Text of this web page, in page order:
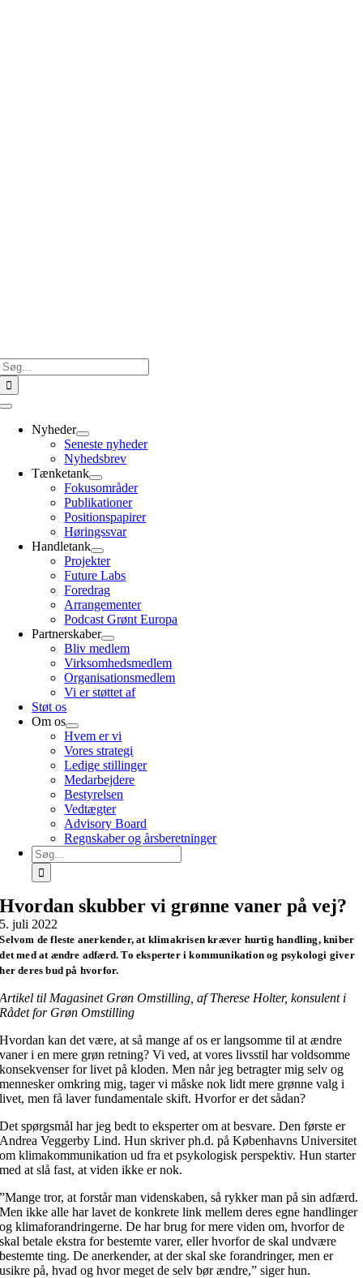
Toggle
NavigationNyheder
Seneste nyheder
Nyhedsbrev
Tænketank
Fokusområder
Publikationer
Positionspapirer
Høringssvar
Handletank
Projekter
Future Labs
Foredrag
Arrangementer
Podcast Grønt Europa
Partnerskaber
Bliv medlem
Virksomhedsmedlem
Organisationsmedlem
Vi er støttet af
Støt os
Om os
Hvem er vi
Vores strategi
Ledige stillinger
Medarbejdere
Bestyrelsen
Vedtægter
Advisory Board
Regnskaber og årsberetninger
Søg
efter:
Hvordan skubber vi grønne vaner på vej?
5. juli 2022
Selvom de fleste anerkender, at klimakrisen kræver hurtig handling, kniber
det med at ændre adfærd. To eksperter i kommunikation og psykologi giver
her deres bud på hvorfor.
Artikel til Magasinet Grøn Omstilling, af Therese Holter, konsulent i
Rådet for Grøn Omstilling
Hvordan kan det være, at så mange af os er langsomme til at ændre
vaner i en mere grøn retning? Vi ved, at vores livsstil har voldsomme
konsekvenser for livet på kloden. Men når jeg betragter mig selv og
mennesker omkring mig, tager vi måske nok lidt mere grønne valg i
livet, men få laver fundamentale skift. Hvorfor er det sådan?
Det spørgsmål har jeg bedt to eksperter om at besvare. Den første er
Andrea Veggerby Lind. Hun skriver ph.d. på Københavns Universitet
om klimakommunikation ud fra et psykologisk perspektiv. Hun starter
med at slå fast, at viden ikke er nok.
”Mange tror, at forstår man videnskaben, så rykker man på sin adfærd.
Men ikke alle har lavet de konkrete link mellem deres egne handlinger
og klimaforandringerne. De har brug for mere viden om, hvorfor de
skal betale ekstra for bestemte varer, eller hvorfor de skal undvære
bestemte ting. De anerkender, at der skal ske forandringer, men er
usikre på, hvad og hvor meget de selv bør ændre,” siger hun.